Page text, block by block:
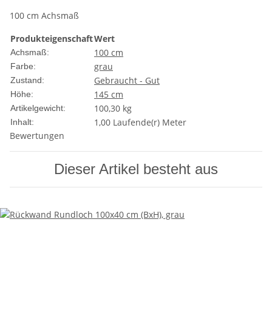
100 cm Achsmaß
ProdukteigenschaftWert
Achsmaß: 100 cm
Farbe: grau
Zustand: Gebraucht - Gut
Höhe: 145 cm
Artikelgewicht: 100,30 kg
Inhalt:
1,00 Laufende(r) Meter
Bewertungen
Dieser Artikel besteht aus